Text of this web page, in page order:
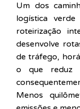
Um dos
logística
roteirização
desenvolve
de tráfego,
o que reduz
Menos